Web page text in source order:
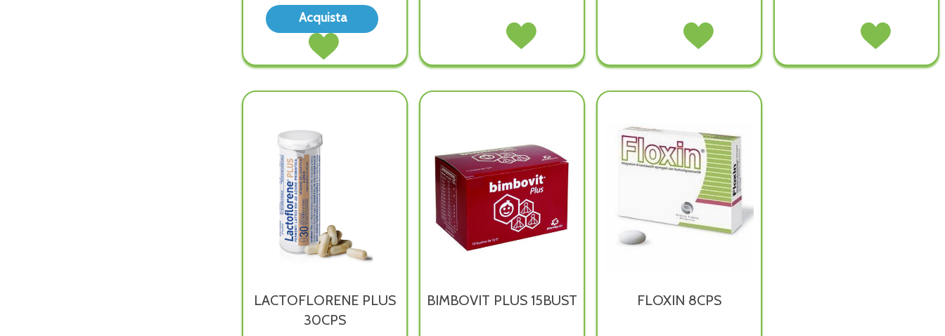
Acquista
Acquista Ruscoven
Plus
Opercoli al
wishlist
20CPR non
disponibile
Acquista ANTILIP
20CPR alla
FLORBERRY
10BUST non
disponibile
Acquista FLORBERRY
10BUST alla
è
Acquista FLORTEC
10BUST
wishlist
LACTOFLORENE PLUS
30CPS
BIMBOVIT PLUS 15BUST FLOXIN 8CPS